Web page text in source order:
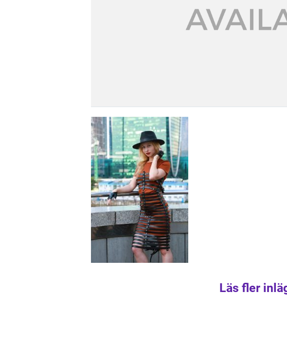
Läs fler